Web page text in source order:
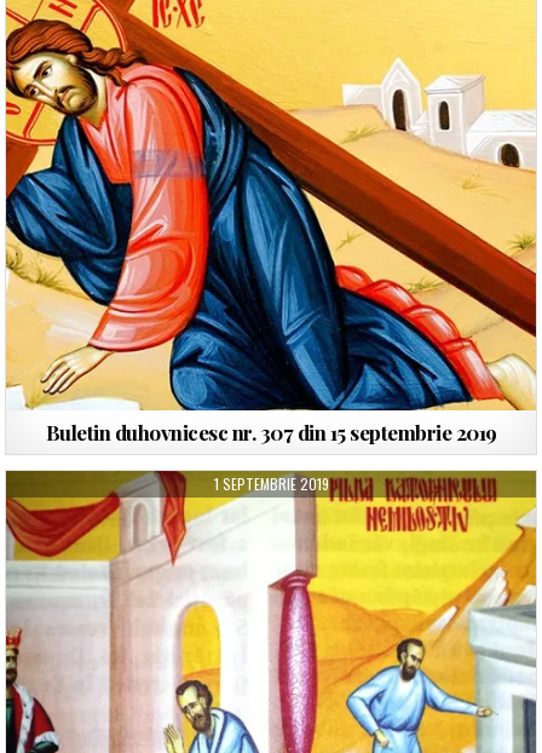
Buletin duhovnicesc nr. 307 din 15 septembrie 2019
1 SEPTEMBRIE 2019